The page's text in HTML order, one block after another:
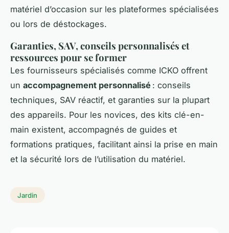
matériel d’occasion sur les plateformes spécialisées
ou lors de déstockages.
Garanties, SAV, conseils personnalisés et
ressources pour se former
Les fournisseurs spécialisés comme ICKO offrent
un accompagnement personnalisé : conseils
techniques, SAV réactif, et garanties sur la plupart
des appareils. Pour les novices, des kits clé-en-
main existent, accompagnés de guides et
formations pratiques, facilitant ainsi la prise en main
et la sécurité lors de l’utilisation du matériel.
Jardin